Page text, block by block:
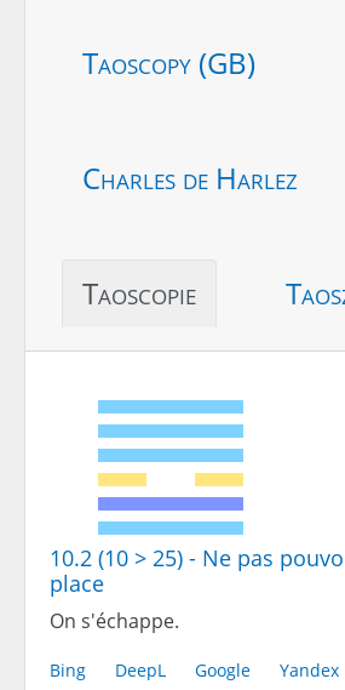
Taoscopy (GB)
Charles de Harlez
Taoscopie
10.2 (10 > 25) - Ne pas
place
On s'échappe.
Bing DeepL Google Yandex